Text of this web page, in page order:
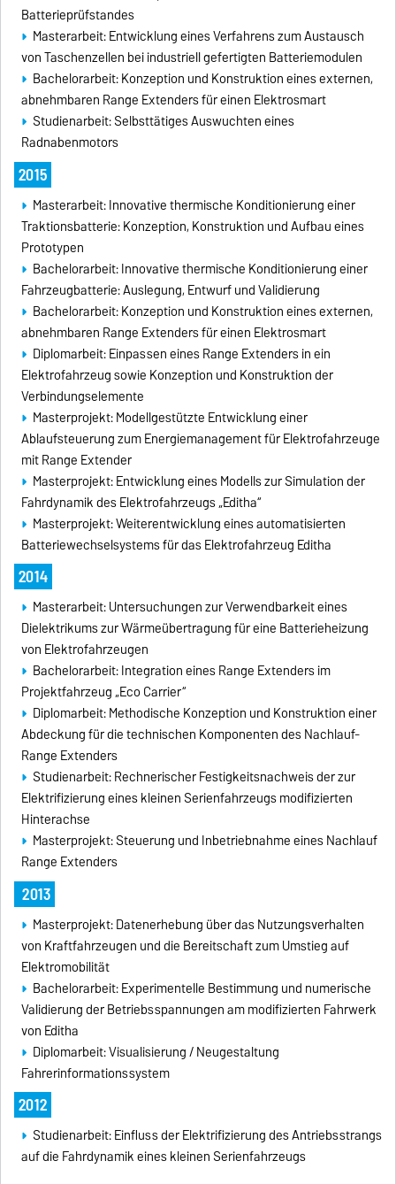
Batterieprüfstandes
Masterarbeit: Entwicklung eines Verfahrens zum Austausch
von Taschenzellen bei industriell gefertigten Batteriemodulen
Bachelorarbeit: Konzeption und Konstruktion eines externen,
abnehmbaren Range Extenders für einen Elektrosmart
Studienarbeit: Selbsttätiges Auswuchten eines
Radnabenmotors
2015
Masterarbeit: Innovative thermische Konditionierung einer
Traktionsbatterie: Konzeption, Konstruktion und Aufbau eines
Prototypen
Bachelorarbeit: Innovative thermische Konditionierung einer
Fahrzeugbatterie: Auslegung, Entwurf und Validierung
Bachelorarbeit: Konzeption und Konstruktion eines externen,
abnehmbaren Range Extenders für einen Elektrosmart
Diplomarbeit: Einpassen eines Range Extenders in ein
Elektrofahrzeug sowie Konzeption und Konstruktion der
Verbindungselemente
Masterprojekt: Modellgestützte Entwicklung einer
Ablaufsteuerung zum Energiemanagement für Elektrofahrzeuge
mit Range Extender
Masterprojekt: Entwicklung eines Modells zur Simulation der
Fahrdynamik des Elektrofahrzeugs „Editha“
Masterprojekt: Weiterentwicklung eines automatisierten
Batteriewechselsystems für das Elektrofahrzeug Editha
2014
Masterarbeit: Untersuchungen zur Verwendbarkeit eines
Dielektrikums zur Wärmeübertragung für eine Batterieheizung
von Elektrofahrzeugen
Bachelorarbeit: Integration eines Range Extenders im
Projektfahrzeug „Eco Carrier“
Diplomarbeit: Methodische Konzeption und Konstruktion einer
Abdeckung für die technischen Komponenten des Nachlauf-
Range Extenders
Studienarbeit: Rechnerischer Festigkeitsnachweis der zur
Elektrifizierung eines kleinen Serienfahrzeugs modifizierten
Hinterachse
Masterprojekt: Steuerung und Inbetriebnahme eines Nachlauf
Range Extenders
2013
Masterprojekt: Datenerhebung über das Nutzungsverhalten
von Kraftfahrzeugen und die Bereitschaft zum Umstieg auf
Elektromobilität
Bachelorarbeit: Experimentelle Bestimmung und numerische
Validierung der Betriebsspannungen am modifizierten Fahrwerk
von Editha
Diplomarbeit: Visualisierung / Neugestaltung
Fahrerinformationssystem
2012
Studienarbeit: Einfluss der Elektrifizierung des Antriebsstrangs
auf die Fahrdynamik eines kleinen Serienfahrzeugs